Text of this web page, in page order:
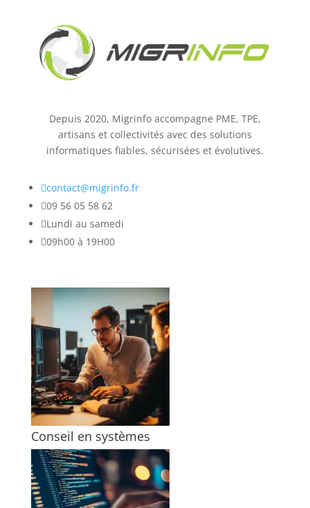
Depuis 2020, Migrinfo accompagne PME, TPE,
artisans et collectivités avec des solutions
informatiques fiables, sécurisées et évolutives.
contact@migrinfo.fr
09 56 05 58 62
Lundi au samedi
09h00 à 19H00
Conseil en systèmes